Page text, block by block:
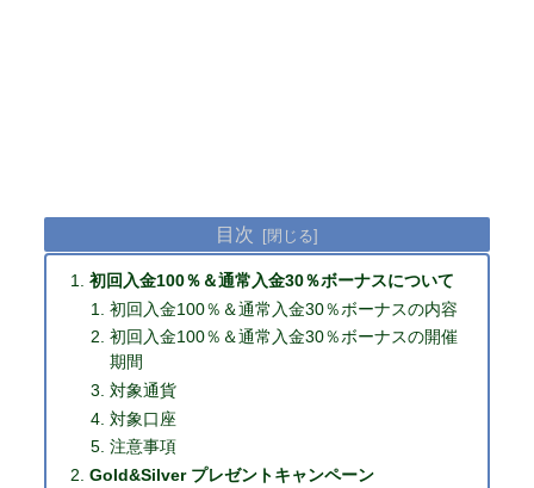
目次
初回入金100％＆通常入金30％ボーナスについて
初回入金100％＆通常入金30％ボーナスの内容
初回入金100％＆通常入金30％ボーナスの開催
期間
対象通貨
対象口座
注意事項
Gold&Silver プレゼントキャンペーン